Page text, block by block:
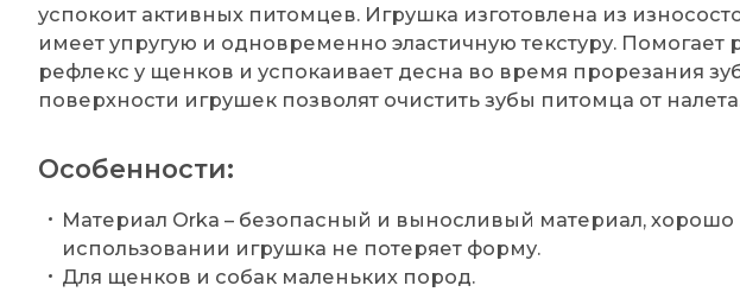
успокоит активных питомцев. Игрушка изготовлена из
имеет упругую и одновременно эластичную текстуру. Помогает
рефлекс у щенков и успокаивает десна во время прорезания
поверхности игрушек позволят очистить зубы питомца от
Особенности:
Материал Orka – безопасный и выносливый материал, хорошо
использовании игрушка не потеряет форму.
Для щенков и собак маленьких пород.